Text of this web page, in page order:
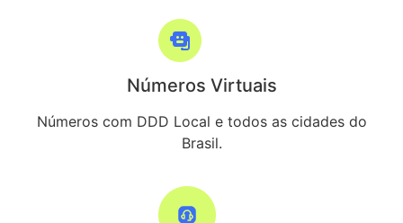
Números Virtuais
Números com DDD Local e todos as cidades do
Brasil.